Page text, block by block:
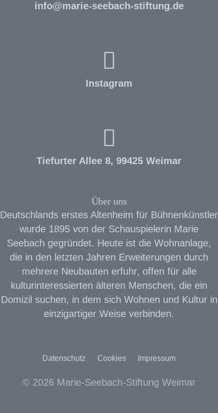
info@marie-seebach-stiftung.de
Instagram
Tiefurter Allee 8, 99425 Weimar
Über uns
Deutschlands erstes Altenheim für Bühnenkünstler
wurde 1895 von der Schauspielerin Marie
Seebach gegründet. Heute ist die Wohnanlage,
die in den letzten Jahren Erweiterungen durch
mehrere Neubauten erfuhr, offen für alle
kulturinteressierten älteren Menschen, die ein
Domizil suchen, in dem sich Wohnen und Kultur in
einzigartiger Weise verbinden.
Datenschutz Cookies Impressum
© 2026 Marie-Seebach-Stiftung Weimar